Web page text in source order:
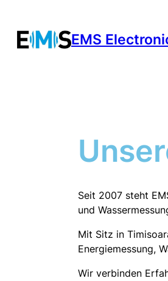
springen
EMS
Seit 2007 steht
und
Mit Sitz in
Energiemessung,
Wir verbinden